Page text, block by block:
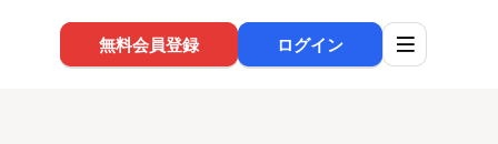
無料会員登録 ログイン